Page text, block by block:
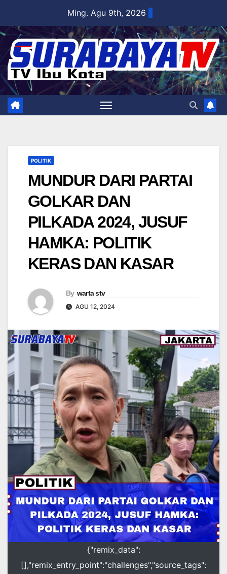
content
Ming. Agu 9th, 2026
POLITIK
MUNDUR DARI PARTAI
GOLKAR DAN
PILKADA 2024, JUSUF
HAMKA: POLITIK
KERAS DAN KASAR
By warta stv
AGU 12, 2024
{"remix_data":
[],"remix_entry_point":"challenges","source_tags":